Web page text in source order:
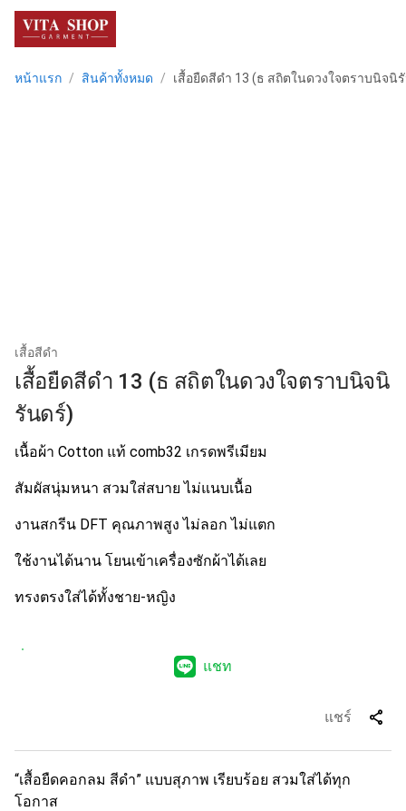
หน้าแรก / สินค้าทั้งหมด / เสื้อยืดสีดำ 13 (ธ สถิตในดวงใจตราบนิจนิ
เสื้อสีดำ
เสื้อยืดสีดำ 13 (ธ สถิตในดวงใจตราบนิจนิ
รันดร์)
เนื้อผ้า Cotton แท้ comb32 เกรดพรีเมียม
สัมผัสนุ่มหนา สวมใส่สบาย ไม่แนบเนื้อ
งานสกรีน DFT คุณภาพสูง ไม่ลอก ไม่แตก
ใช้งานได้นาน โยนเข้าเครื่องซักผ้าได้เลย
ทรงตรงใส่ได้ทั้งชาย-หญิง
แชท
แชร์ share
“เสื้อยืดคอกลม สีดำ” แบบสุภาพ เรียบร้อย สวมใส่ได้ทุก
โอกาส